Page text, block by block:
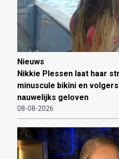
Nieuws
Nikkie Plessen laat haar
minuscule bikini en
nauwelijks geloven
08-08-2026